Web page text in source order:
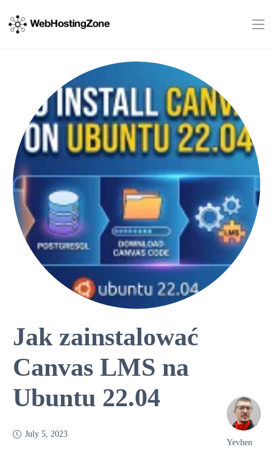
Jak zainstalować
Canvas LMS na
Ubuntu 22.04
July 5, 2023
Yevhen